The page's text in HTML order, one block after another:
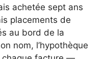
achetée sept ans
placements de
au bord de la
nom, l’hypothèque